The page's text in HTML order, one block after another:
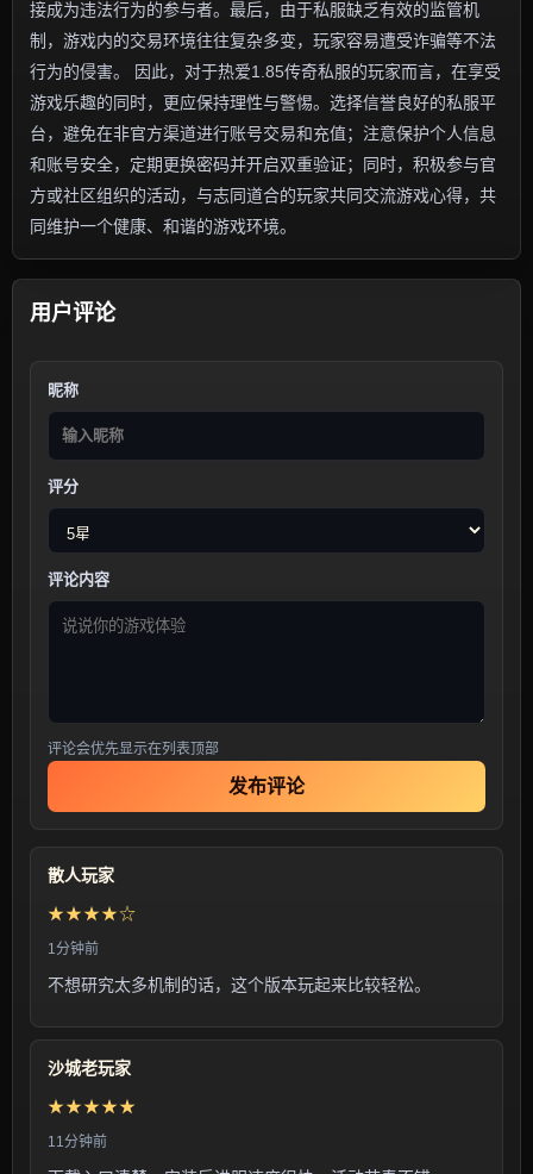
接成为违法行为的参与者。最后，由于私服缺乏有效的监管机
制，游戏内的交易环境往往复杂多变，玩家容易遭受诈骗等不法
行为的侵害。 因此，对于热爱1.85传奇私服的玩家而言，在享受
游戏乐趣的同时，更应保持理性与警惕。选择信誉良好的私服平
台，避免在非官方渠道进行账号交易和充值；注意保护个人信息
和账号安全，定期更换密码并开启双重验证；同时，积极参与官
方或社区组织的活动，与志同道合的玩家共同交流游戏心得，共
同维护一个健康、和谐的游戏环境。
用户评论
昵称
评分
评论内容
评论会优先显示在列表顶部
发布评论
散人玩家
★★★★☆
1分钟前
不想研究太多机制的话，这个版本玩起来比较轻松。
沙城老玩家
★★★★★
11分钟前